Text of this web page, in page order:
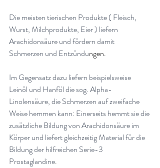
Die meisten tierischen Produkte ( Fleisch,
Wurst, Milchprodukte, Eier ) liefern
Arachidonsäure und fördern damit
Schmerzen und Entzündungen.
Im Gegensatz dazu liefern beispielsweise
Leinöl und Hanföl die sog. Alpha-
Linolensäure, die Schmerzen auf zweifache
Weise hemmen kann: Einerseits hemmt sie die
zusätzliche Bildung von Arachidonsäure im
Körper und liefert gleichzeitig Material für die
Bildung der hilfreichen Serie-3
Prostaglandine.